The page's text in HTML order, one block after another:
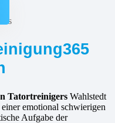
Tatortreinigers Wahlstedt
emotional schwierigen
Aufgabe der